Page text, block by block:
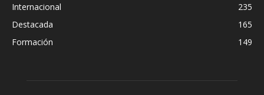
Internacional
235
Destacada
165
Formación
149